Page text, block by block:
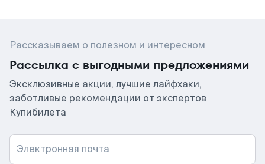
Рассказываем о полезном и интересном
Рассылка с выгодными предложениями
Эксклюзивные акции, лучшие лайфхаки,
заботливые рекомендации от экспертов
Купибилета
Электронная почта